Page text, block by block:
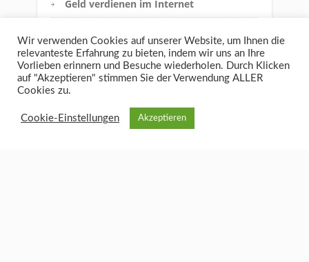
Geld verdienen im Internet
Interview
Jobfalle vs. MLM
Meine Network-Marketing-
Geschichte
Wir verwenden Cookies auf unserer Website, um Ihnen die
relevanteste Erfahrung zu bieten, indem wir uns an Ihre
Vorlieben erinnern und Besuche wiederholen. Durch Klicken
auf "Akzeptieren" stimmen Sie der Verwendung ALLER
Cookies zu.
Cookie-Einstellungen Akzeptieren